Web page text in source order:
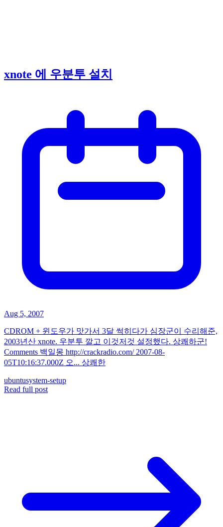
xnote 에 우분투 설치
Aug 5, 2007
CDROM + 윈도우가 맛가서 3달 썩히다가 심장군이 수리해준,
2003년산 xnote. 우분투 깔고 이것저것 설정했다. 상쾌하군!
Comments 백일몽 http://crackradio.com/ 2007-08-
05T10:16:37.000Z 오... 상쾌한
ubuntusystem-setup
Read full post